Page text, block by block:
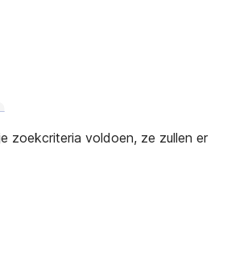
zoekcriteria voldoen, ze zullen er